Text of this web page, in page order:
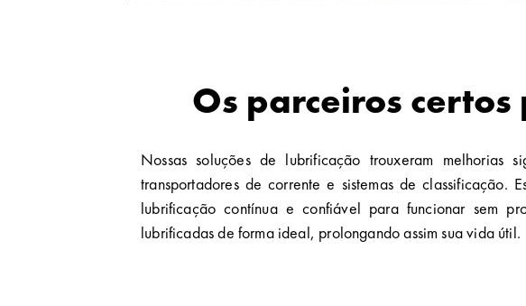
Os parceiros
Nossas soluções de lubrificação trouxeram melhorias
transportadores de corrente e sistemas de classificação.
lubrificação contínua e confiável para funcionar sem
lubrificadas de forma ideal, prolongando assim sua vida útil.